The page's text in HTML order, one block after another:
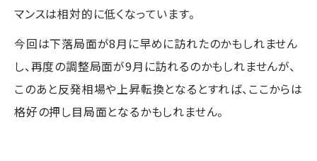
マンスは相対的に低くなっています。
今回は下落局面が8月に早めに訪れたのかもしれません
し、再度の調整局面が9月に訪れるのかもしれませんが、
このあと反発相場や上昇転換となるとすれば、ここからは
格好の押し目局面となるかもしれません。